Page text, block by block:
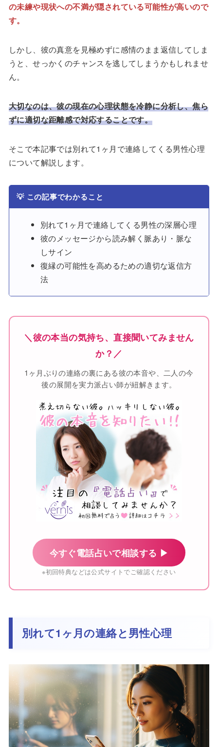
の未練や現状への不満が隠されている可能性が高いので
す。
しかし、彼の真意を見極めずに感情のまま返信してしま
うと、せっかくのチャンスを逃してしまうかもしれませ
ん。
大切なのは、彼の現在の心理状態を冷静に分析し、焦ら
ずに適切な距離感で対応することです。
そこで本記事では別れて1ヶ月で連絡してくる男性心理
について解説します。
💡 この記事でわかること
別れて1ヶ月で連絡してくる男性の深層心理
彼のメッセージから読み解く脈あり・脈な
しサイン
復縁の可能性を高めるための適切な返信方
法
＼彼の本当の気持ち、直接聞いてみません
か？／
1ヶ月ぶりの連絡の裏にある彼の本音や、二人の今
後の展開を実力派占い師が紐解きます。
今すぐ電話占いで相談する ▶
※初回特典などは公式サイトでご確認ください
別れて1ヶ月の連絡と男性心理